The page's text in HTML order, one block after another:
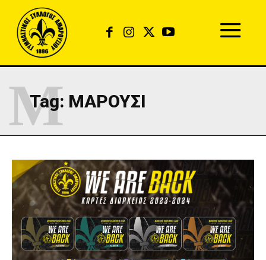
Tag: ΜΑΡΟΎΣΙ
Μ